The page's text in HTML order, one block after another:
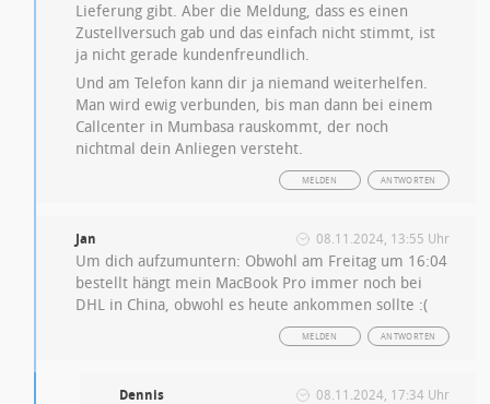
Lieferung gibt. Aber die Meldung, dass es einen
Zustellversuch gab und das einfach nicht stimmt, ist
ja nicht gerade kundenfreundlich.
Und am Telefon kann dir ja niemand weiterhelfen.
Man wird ewig verbunden, bis man dann bei einem
Callcenter in Mumbasa rauskommt, der noch
nichtmal dein Anliegen versteht.
ANTWORTEN
MELDEN
Jan 08.11.2024, 13:55 Uhr
Um dich aufzumuntern: Obwohl am Freitag um 16:04
bestellt hängt mein MacBook Pro immer noch bei
DHL in China, obwohl es heute ankommen sollte :(
ANTWORTEN
MELDEN
Dennis 08.11.2024, 17:34 Uhr